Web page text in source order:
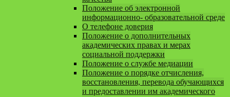
Положение об электронной
информационно- образовательной среде
О телефоне доверия
Положение о дополнительных
академических правах и мерах
социальной поддержки
Положение о службе медиации
Положение о порядке отчисления,
восстановления, перевода обучающихся
и предоставлении им академического